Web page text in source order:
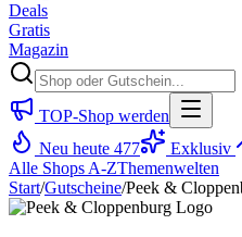
Deals
Gratis
Magazin
TOP-Shop werden
Neu heute 477 Exklusiv
Alle Shops A-ZThemenwelten
Start/Gutscheine/Peek &